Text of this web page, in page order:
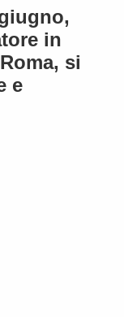
in
si
e